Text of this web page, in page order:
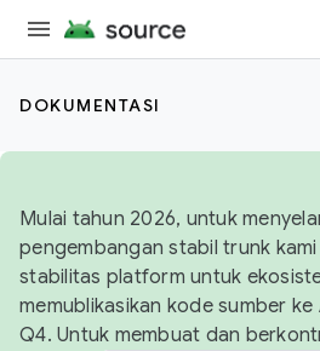
DOKUMENTASI
Mulai tahun 2026, untuk
pengembangan stabil trunk
stabilitas platform untuk
memublikasikan kode sumber ke
Q4. Untuk membuat dan